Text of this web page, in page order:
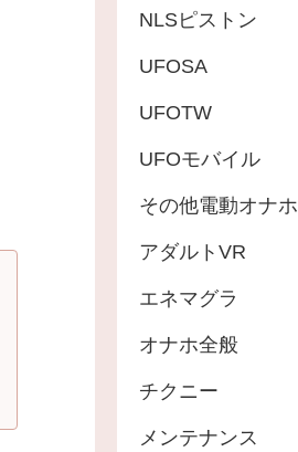
NLSピストン
UFOSA
UFOTW
UFOモバイル
その他電動オナホ
アダルトVR
エネマグラ
オナホ全般
チクニー
メンテナンス